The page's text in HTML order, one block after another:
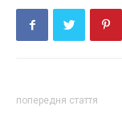
попередня стаття